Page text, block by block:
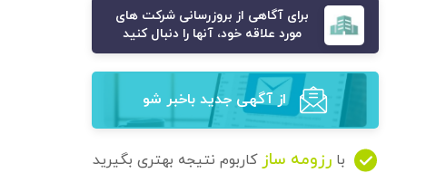
برای آگاهی از بروزرسانی شرکت های
مورد علاقه خود، آنها را دنبال کنید
از آگهی‌ جدید باخبر شو
با رزومه ساز کاربوم نتیجه بهتری بگیرید